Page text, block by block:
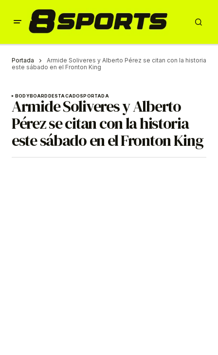
Portada
Armide Soliveres y Alberto Pérez se citan con la historia
este sábado en el Fronton King
BODYBOARDDESTACADOSPORTADA
Armide Soliveres y Alberto
Pérez se citan con la historia
este sábado en el Fronton King